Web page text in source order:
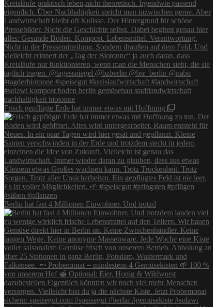
Frisch gepflügte Erde hat immer etwas mit Hoffnung
Berlin hat fast 4 Millionen Einwohner. Und trotzd